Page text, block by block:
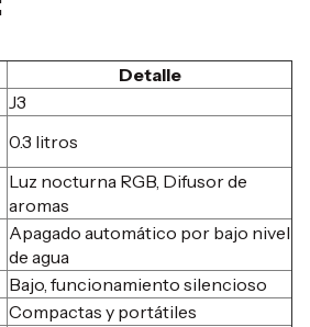
Detalle
J3
0.3 litros
Luz nocturna RGB, Difusor de
aromas
Apagado automático por bajo nivel
de agua
Bajo, funcionamiento silencioso
Compactas y portátiles